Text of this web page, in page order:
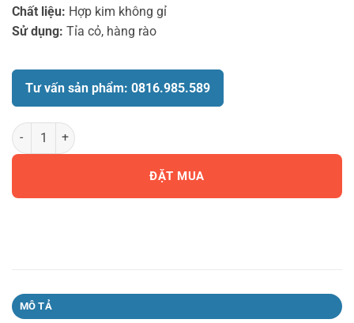
Chất liệu: Hợp kim không gỉ
Sử dụng: Tỉa cỏ, hàng rào
Tư vấn sản phẩm: 0816.985.589
Lưỡi tỉa rào 12.5cm Gardena 02342-20 số lượng
ĐẶT MUA
MÔ TẢ